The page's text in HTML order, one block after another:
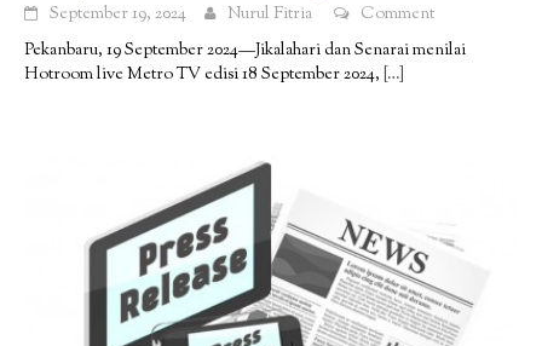
September 19, 2024 Nurul Fitria
Comment
Pekanbaru, 19 September 2024—Jikalahari dan Senarai menilai
Hotroom live Metro TV edisi 18 September 2024, […]